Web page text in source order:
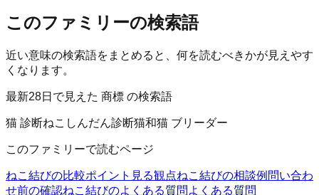
このファミリーの検索語
近い意味の検索語をまとめると、何を読むべきかが見えやす
くなります。
最新28日で見えた 商標 の検索語
猫 診断ねこしんだん診断猫和猫 ブリーダー
このファミリーで読むページ
ねこ結びの比較ポイント 見る観点ねこ結びの相談例 問い合わ
せ前の確認ねこ結びのよくある質問 よくある質問